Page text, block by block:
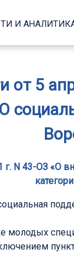
И
от 5
г. N 43-ОЗ «О
молодых